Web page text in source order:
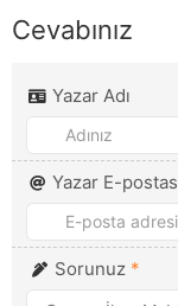
Cevabınız
Yazar Adı
Yazar E-
Sorunuz *